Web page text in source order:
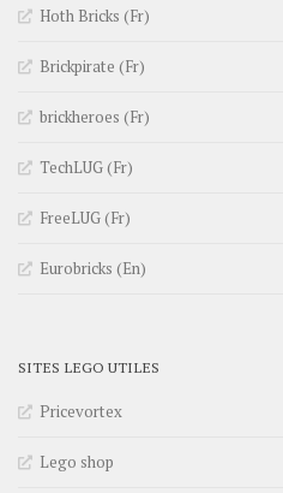
Hoth Bricks (Fr)
Brickpirate (Fr)
brickheroes (Fr)
TechLUG (Fr)
FreeLUG (Fr)
Eurobricks (En)
SITES LEGO UTILES
Pricevortex
Lego shop